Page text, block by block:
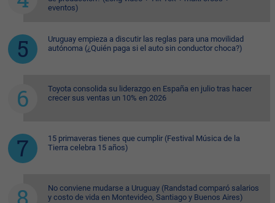
eventos)
Uruguay empieza a discutir las reglas para una movilidad
autónoma (¿Quién paga si el auto sin conductor choca?)
Toyota consolida su liderazgo en España en julio tras hacer
crecer sus ventas un 10% en 2026
15 primaveras tienes que cumplir (Festival Música de la
Tierra celebra 15 años)
No conviene mudarse a Uruguay (Randstad comparó salarios
y costo de vida en Montevideo, Santiago y Buenos Aires)